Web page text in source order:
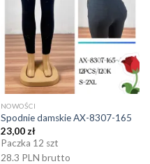
NOWOŚCI
Spodnie damskie AX-8307-165
23,00 zł
Paczka 12 szt
28.3 PLN brutto